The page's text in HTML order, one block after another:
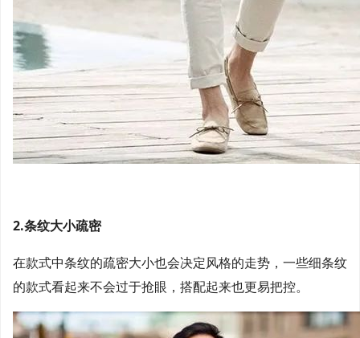
2.条纹大小疏密
在款式中条纹的疏密大小也会决定风格的走势，一些细条纹
的款式看起来不会过于抢眼，搭配起来也更易把控。